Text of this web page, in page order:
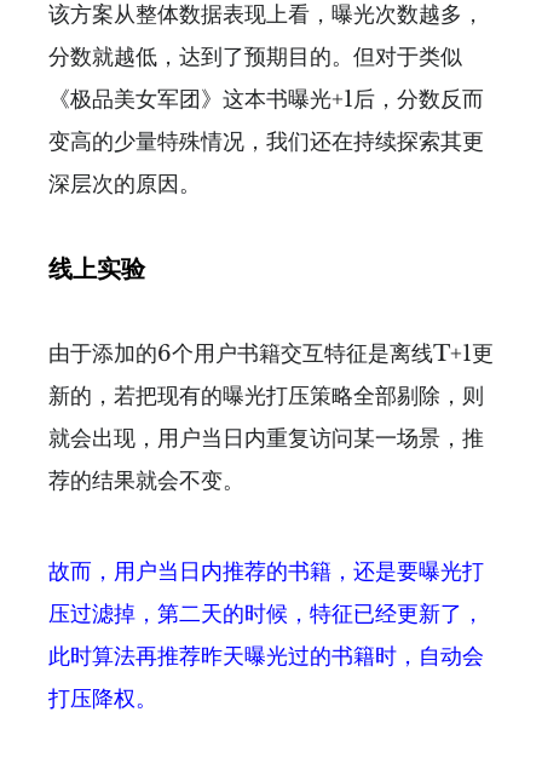
该方案从整体数据表现上看，曝光次数越多，
分数就越低，达到了预期目的。但对于类似
《极品美女军团》这本书曝光+1后，分数反而
变高的少量特殊情况，我们还在持续探索其更
深层次的原因。
线上实验
由于添加的6个用户书籍交互特征是离线T+1更
新的，若把现有的曝光打压策略全部剔除，则
就会出现，用户当日内重复访问某一场景，推
荐的结果就会不变。
故而，用户当日内推荐的书籍，还是要曝光打
压过滤掉，第二天的时候，特征已经更新了，
此时算法再推荐昨天曝光过的书籍时，自动会
打压降权。